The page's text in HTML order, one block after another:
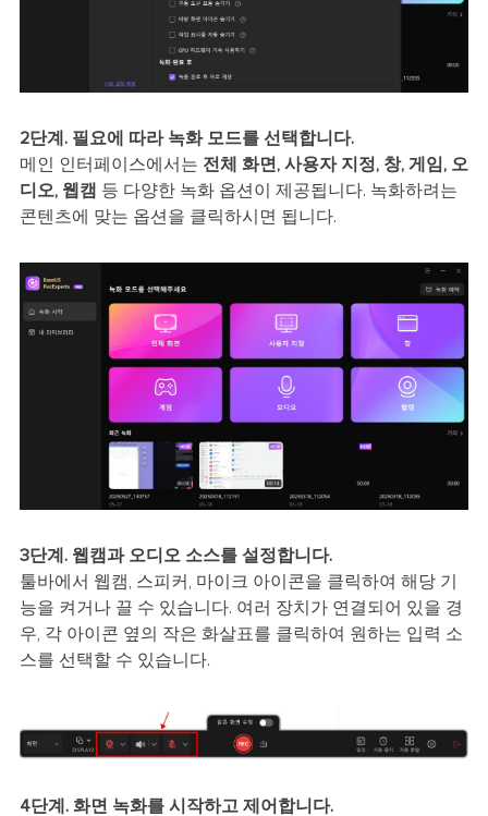
2단계. 필요에 따라 녹화 모드를 선택합니다.
메인 인터페이스에서는 전체 화면, 사용자 지정, 창, 게임, 오
디오, 웹캠 등 다양한 녹화 옵션이 제공됩니다. 녹화하려는
콘텐츠에 맞는 옵션을 클릭하시면 됩니다.
3단계. 웹캠과 오디오 소스를 설정합니다.
툴바에서 웹캠, 스피커, 마이크 아이콘을 클릭하여 해당 기
능을 켜거나 끌 수 있습니다. 여러 장치가 연결되어 있을 경
우, 각 아이콘 옆의 작은 화살표를 클릭하여 원하는 입력 소
스를 선택할 수 있습니다.
4단계. 화면 녹화를 시작하고 제어합니다.